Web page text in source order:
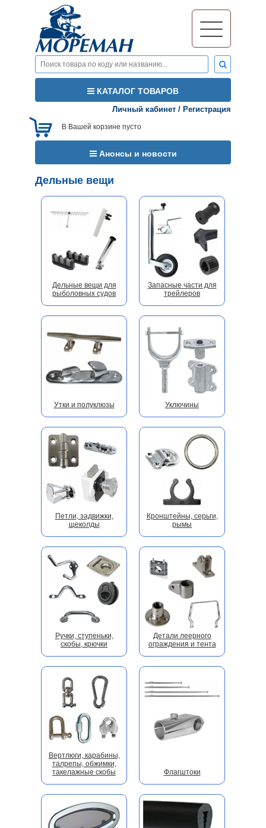
КАТАЛОГ ТОВАРОВ
Дельные вещи
Дельные вещи для
рыболовных судов
Запасные части для
трейлеров
Утки и полуклюзы Уключины
Петли, задвижки,
щеколды
Кронштейны, серьги,
рымы
Ручки, ступеньки,
скобы, крючки
Детали леерного
ограждения и тента
Вертлюги, карабины,
талрепы, обжимки,
такелажные скобы
Флагштоки
Личный кабинет / Регистрация
В Вашей корзине пусто
Анонсы и новости